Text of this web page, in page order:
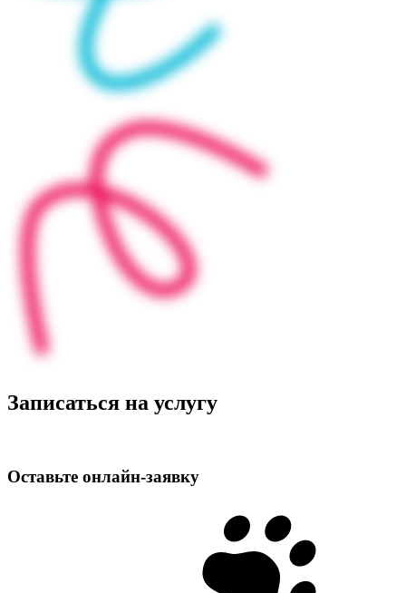
Записаться на услугу
Оставьте онлайн‑заявку